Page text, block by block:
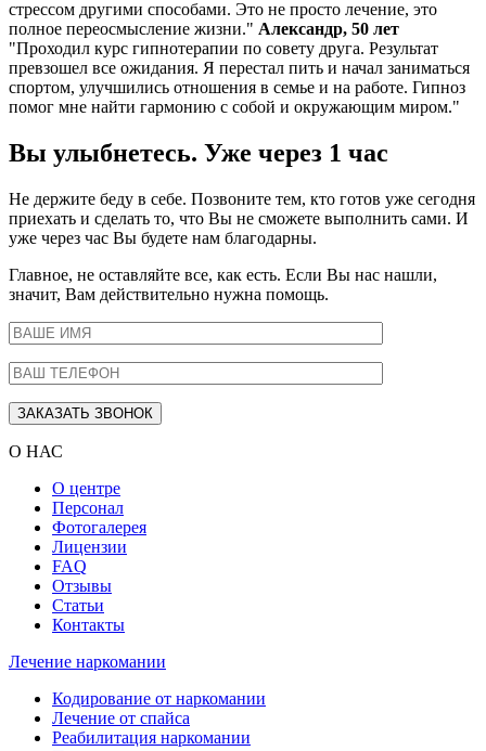
стрессом другими способами. Это не просто лечение, это
полное переосмысление жизни." Александр, 50 лет
"Проходил курс гипнотерапии по совету друга. Результат
превзошел все ожидания. Я перестал пить и начал заниматься
спортом, улучшились отношения в семье и на работе. Гипноз
помог мне найти гармонию с собой и окружающим миром."
Вы улыбнетесь. Уже через 1 час
Не держите беду в себе. Позвоните тем, кто готов уже сегодня
приехать и сделать то, что Вы не сможете выполнить сами. И
уже через час Вы будете нам благодарны.
Главное, не оставляйте все, как есть. Если Вы нас нашли,
значит, Вам действительно нужна помощь.
О НАС
О центре
Персонал
Фотогалерея
Лицензии
FAQ
Отзывы
Статьи
Контакты
Лечение наркомании
Кодирование от наркомании
Лечение от спайса
Реабилитация наркомании